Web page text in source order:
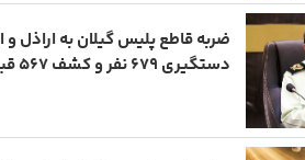
ضربه قاطع پلیس گیلان به اراذل
دستگیری ۶۷۹ نفر و کشف ۵۶۷ قبضه سلاح